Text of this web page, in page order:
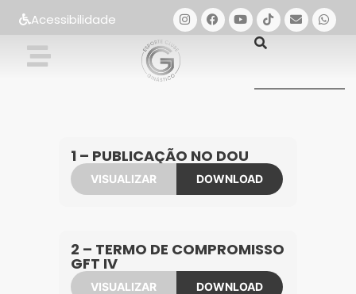
Acessibilidade
1 – PUBLICAÇÃO NO DOU
VISUALIZAR DOWNLOAD
2 – TERMO DE COMPROMISSO
GFT IV
VISUALIZAR DOWNLOAD